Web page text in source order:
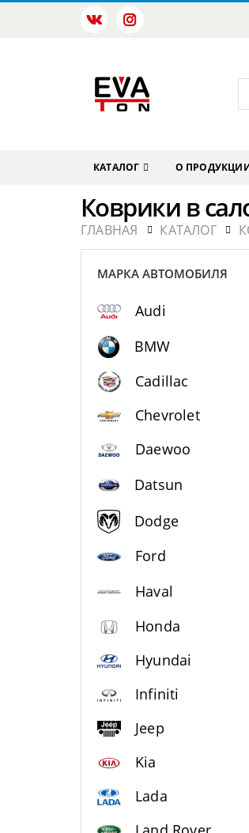
КАТАЛОГ О
Коврики в
ГЛАВНАЯ КАТАЛОГ
МАРКА АВТОМОБИЛЯ
Audi
BMW
Cadillac
Chevrolet
Daewoo
Datsun
Dodge
Ford
Haval
Honda
Hyundai
Infiniti
Jeep
Kia
Lada